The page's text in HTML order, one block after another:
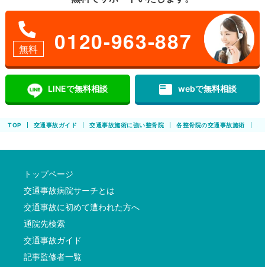
無料 0120-963-887
LINEで無料相談 featured_play_list webで無料相談
TOP 交通事故ガイド 交通事故施術に強い整骨院 各整骨院の交通事故施術
トップページ
交通事故病院サーチとは
交通事故に初めて遭われた方へ
通院先検索
交通事故ガイド
記事監修者一覧